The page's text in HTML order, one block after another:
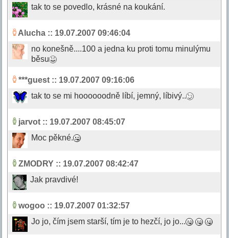
tak to se povedlo, krásné na koukání.
Alucha :: 19.07.2007 09:46:04
no konešně....100 a jedna ku proti tomu minulýmu
běsu
***guest :: 19.07.2007 09:16:06
tak to se mi hoooooodně líbí, jemný, líbivý..
jarvot :: 19.07.2007 08:45:07
Moc pěkné.
ZMODRY :: 19.07.2007 08:42:47
Jak pravdivé!
wogoo :: 19.07.2007 01:32:57
Jo jo, čím jsem starší, tím je to hezčí, jo jo...